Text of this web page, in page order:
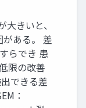
大きいと、
がある。 差
らでき 患
限の改善
できる差
：